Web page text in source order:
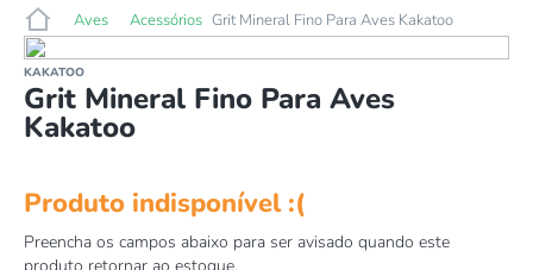
Aves Acessórios Grit Mineral Fino Para Aves Kakatoo
KAKATOO
Grit Mineral Fino Para Aves
Kakatoo
2º
animais
gecko
6º
terrario
7º
tartaruga